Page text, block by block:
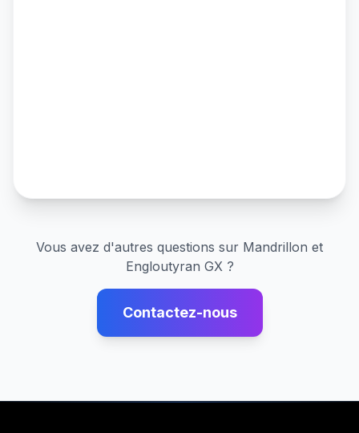
Vous avez d'autres questions sur Mandrillon et
Engloutyran GX?
Contactez-nous